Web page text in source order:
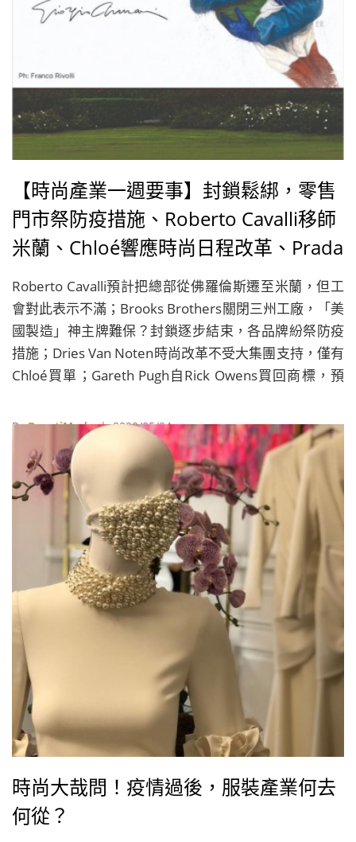
【時尚產業一週要事】封鎖鬆綁，零售
門市祭防疫措施、Roberto Cavalli移師
米蘭、Chloé響應時尚日程改革、Prada
公布2019企業責任報告、Gareth Pugh
買回商標
Roberto Cavalli預計把總部從佛羅倫斯遷至米蘭，但工
會對此表示不滿；Brooks Brothers關閉三州工廠，「美
國製造」神主牌難保？封鎖逐步結束，各品牌紛祭防疫
措施；Dries Van Noten時尚改革不受大集團支持，僅有
Chloé買單；Gareth Pugh自Rick Owens買回商標，預
告……
ByBeautiMode| 2020/05/24
時尚大哉問！疫情過後，服裝產業何去
何從？